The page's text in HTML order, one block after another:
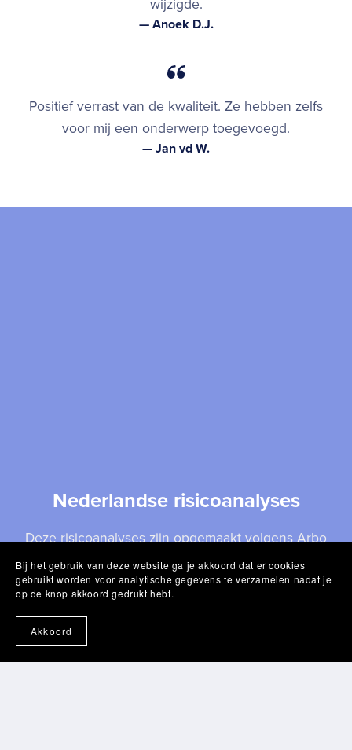
wijzigde.
— Anoek D.J.
Positief verrast van de kwaliteit. Ze hebben zelfs
voor mij een onderwerp toegevoegd.
— Jan vd W.
Nederlandse risicoanalyses
Deze risicoanalyses zijn opgemaakt volgens Arbo
wet en de CSE standaard door een team
gekwalificeerde veiligheidskundigen. Je kan ze
kopen met je eigen bedrijfslogo en adres zodat ze
perfect in jullie documentatie passen. Ontvang zo
een volledig risicoanalyse rapport. Kies optioneel de
Bij het gebruik van deze website ga je akkoord dat er cookies
gebruikt worden voor analytische gegevens te verzamelen nadat je
op de knop akkoord gedrukt hebt.
Akkoord